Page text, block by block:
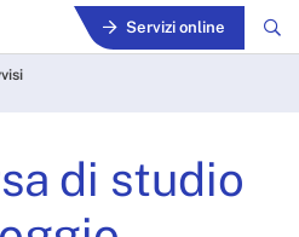
Servizi online
di studio e
di studio